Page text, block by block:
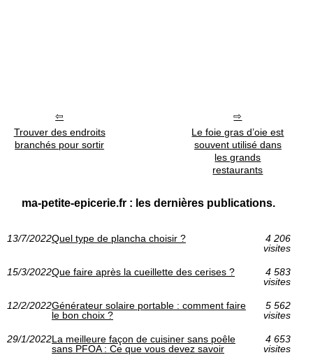
Trouver des endroits
branchés pour sortir
Le foie gras d’oie est
souvent utilisé dans
les grands
restaurants
ma-petite-epicerie.fr : les dernières publications.
13/7/2022Quel type de plancha choisir ?
4 206
visites
15/3/2022Que faire après la cueillette des cerises ?
4 583
visites
12/2/2022Générateur solaire portable : comment faire
le bon choix ?
5 562
visites
29/1/2022La meilleure façon de cuisiner sans poêle
sans PFOA : Ce que vous devez savoir
4 653
visites